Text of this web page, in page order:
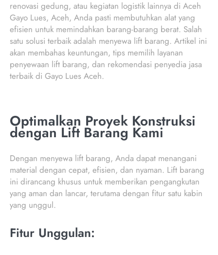
renovasi gedung, atau kegiatan logistik lainnya di Aceh
Gayo Lues, Aceh, Anda pasti membutuhkan alat yang
efisien untuk memindahkan barang-barang berat. Salah
satu solusi terbaik adalah menyewa lift barang. Artikel ini
akan membahas keuntungan, tips memilih layanan
penyewaan lift barang, dan rekomendasi penyedia jasa
terbaik di Gayo Lues Aceh.
Optimalkan Proyek Konstruksi
dengan Lift Barang Kami
Dengan menyewa lift barang, Anda dapat menangani
material dengan cepat, efisien, dan nyaman. Lift barang
ini dirancang khusus untuk memberikan pengangkutan
yang aman dan lancar, terutama dengan fitur satu kabin
yang unggul.
Fitur Unggulan: